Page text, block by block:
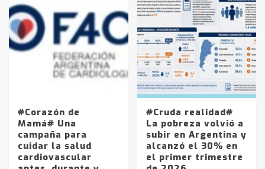
#Corazón de
Mamá# Una
campaña para
cuidar la salud
cardiovascular
#Cruda realidad#
La pobreza volvió a
subir en Argentina y
alcanzó el 30% en
el primer trimestre